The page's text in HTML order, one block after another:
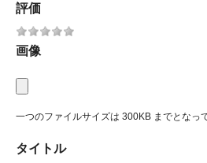
評価
画像
一つのファイルサイズは 300KB までとなっ
タイトル